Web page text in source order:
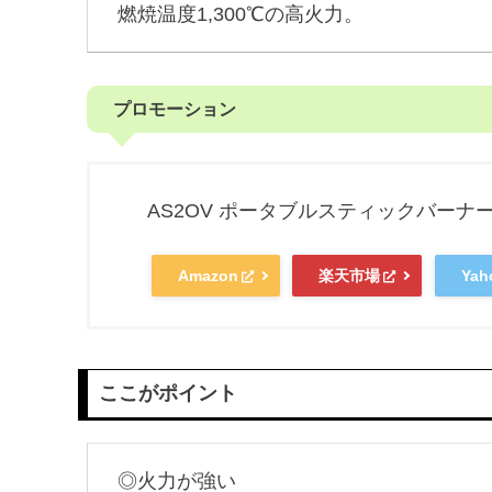
燃焼温度1,300℃の高火力。
プロモーション
AS2OV ポータブルスティックバーナ
Amazon 楽天市場
ここがポイント
◎火力が強い